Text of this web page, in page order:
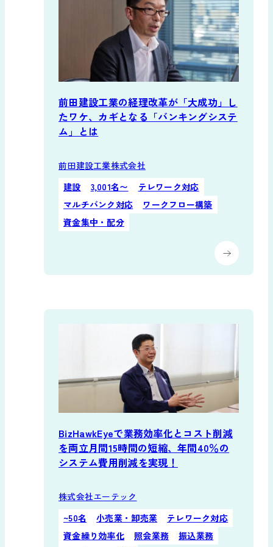
前田建設工業の経理改革が「大成功」し
たワケ、カギとなる「バンキングシステ
ム」とは
前田建設工業株式会社
建設
3,001名〜
テレワーク対応
マルチバンク対応
ワークフロー構築
資金集中・配分
BizHawkEyeで業務効率化とコスト削減
を両立月間15時間の短縮、年間40％の
システム費用削減を実現！
株式会社エーテック
~50名
小売業・卸売業
テレワーク対応
資金繰り効率化
照会業務
振込業務